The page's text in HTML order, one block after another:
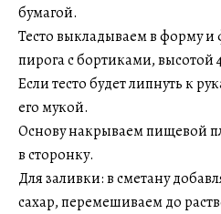
бумагой.
Тесто выкладываем в форму и
пирога с бортиками, высотой
Если тесто будет липнуть к
его мукой.
Основу накрываем пищевой
в сторонку.
Для заливки: в сметану
сахар, перемешиваем до